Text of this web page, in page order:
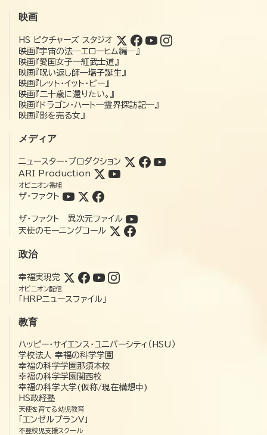
映画
HS ピクチャーズ スタジオ
映画『宇宙の法―エローヒム編―』
映画『愛国女子―紅武士道』
映画『呪い返し師—塩子誕生』
映画『レット・イット・ビー』
映画『二十歳に還りたい。』
映画『ドラゴン・ハート―霊界探訪記―』
映画『影を売る女』
メディア
ニュースター・プロダクション
ARI Production
オピニオン番組
ザ・ファクト
ザ・ファクト 異次元ファイル
天使のモーニングコール
政治
幸福実現党
オピニオン配信
「HRPニュースファイル」
教育
ハッピー・サイエンス・ユニバーシティ（HSU）
学校法人 幸福の科学学園
幸福の科学学園那須本校
幸福の科学学園関西校
幸福の科学大学(仮称/現在構想中)
HS政経塾
天使を育てる幼児教育
「エンゼルプランV」
不登校児支援スクール